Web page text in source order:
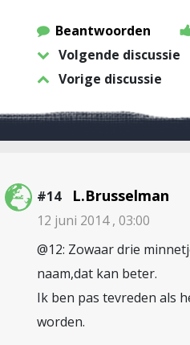
Beantwoorden
Volgende discussie
Vorige discussie
#14 L.Brusselman
12 juni 2014 , 03:00
@12: Zowaar drie
naam,dat kan beter.
Ik ben pas tevreden als
worden.